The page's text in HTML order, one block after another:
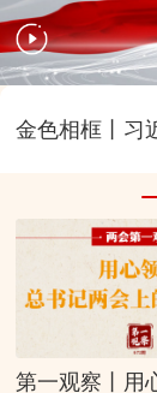
金色相框丨习
第一观察丨用